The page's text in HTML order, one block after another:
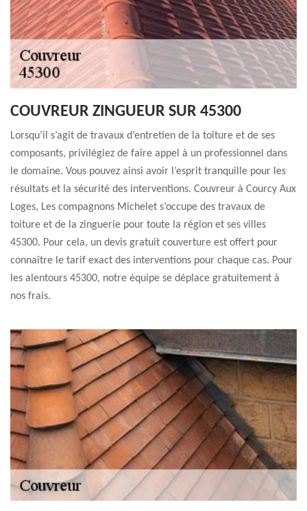
COUVREUR ZINGUEUR SUR 45300
Lorsqu’il s’agit de travaux d’entretien de la toiture et de ses
composants, privilégiez de faire appel à un professionnel dans
le domaine. Vous pouvez ainsi avoir l’esprit tranquille pour les
résultats et la sécurité des interventions. Couvreur à Courcy Aux
Loges, Les compagnons Michelet s’occupe des travaux de
toiture et de la zinguerie pour toute la région et ses villes
45300. Pour cela, un devis gratuit couverture est offert pour
connaître le tarif exact des interventions pour chaque cas. Pour
les alentours 45300, notre équipe se déplace gratuitement à
nos frais.